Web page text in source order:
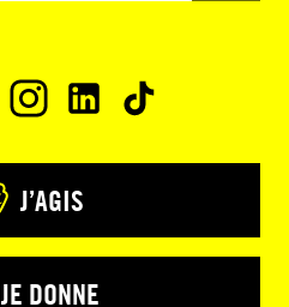
J’AGIS
JE DONNE